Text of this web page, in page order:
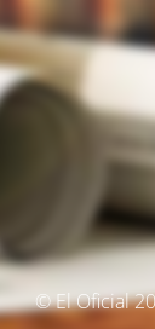
© El Oficial